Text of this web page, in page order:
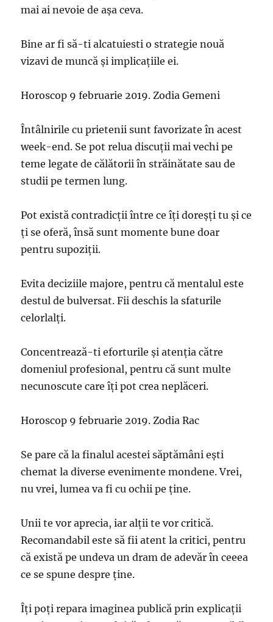
mai ai nevoie de așa ceva.
Bine ar fi să-ti alcatuiesti o strategie nouă
vizavi de muncă și implicațiile ei.
Horoscop 9 februarie 2019. Zodia Gemeni
Întâlnirile cu prietenii sunt favorizate în acest
week-end. Se pot relua discuții mai vechi pe
teme legate de călătorii în străinătate sau de
studii pe termen lung.
Pot există contradicții între ce îți doreșți tu și ce
ți se oferă, însă sunt momente bune doar
pentru supoziții.
Evita deciziile majore, pentru că mentalul este
destul de bulversat. Fii deschis la sfaturile
celorlalți.
Concentrează-ti eforturile și atenția către
domeniul profesional, pentru că sunt multe
necunoscute care îți pot crea neplăceri.
Horoscop 9 februarie 2019. Zodia Rac
Se pare că la finalul acestei săptămâni ești
chemat la diverse evenimente mondene. Vrei,
nu vrei, lumea va fi cu ochii pe ține.
Unii te vor aprecia, iar alții te vor critică.
Recomandabil este să fii atent la critici, pentru
că există pe undeva un dram de adevăr în ceeea
ce se spune despre ține.
Îți poți repara imaginea publică prin explicații